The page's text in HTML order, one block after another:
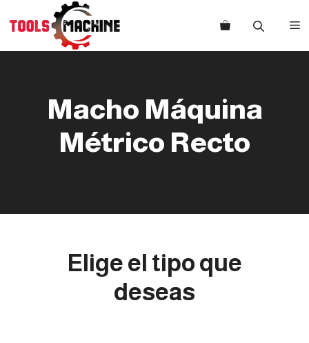
Macho Máquina
Métrico Recto
Elige el tipo que
deseas